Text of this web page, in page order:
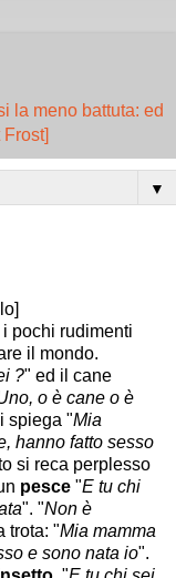
la meno battuta: ed
▼
pochi rudimenti
il mondo.
?" ed il cane
o è cane o è
spiega "Mia
hanno fatto sesso
si reca perplesso
pesce "E tu chi
". "Non è
trota: "Mia mamma
e sono nata io".